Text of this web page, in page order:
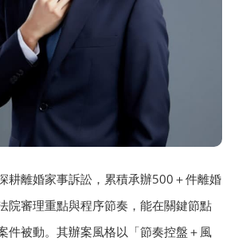
耕離婚家事訴訟，累積承辦500＋件離婚
院審理重點與程序節奏，能在關鍵節點
件被動。其辦案風格以「節奏控盤＋風